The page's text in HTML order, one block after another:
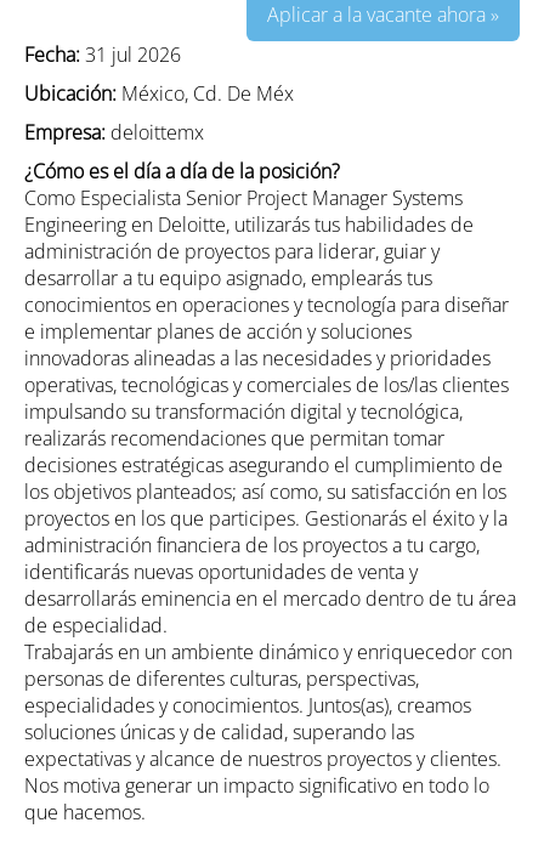
Aplicar a la vacante ahora »
Fecha:31 jul 2026
Ubicación: México, Cd. De Méx
Empresa: deloittemx
¿Cómo es el día a día de la posición?
Como Especialista Senior Project Manager Systems
Engineering en Deloitte, utilizarás tus habilidades de
administración de proyectos para liderar, guiar y
desarrollar a tu equipo asignado, emplearás tus
conocimientos en operaciones y tecnología para diseñar
e implementar planes de acción y soluciones
innovadoras alineadas a las necesidades y prioridades
operativas, tecnológicas y comerciales de los/las clientes
impulsando su transformación digital y tecnológica,
realizarás recomendaciones que permitan tomar
decisiones estratégicas asegurando el cumplimiento de
los objetivos planteados; así como, su satisfacción en los
proyectos en los que participes. Gestionarás el éxito y la
administración financiera de los proyectos a tu cargo,
identificarás nuevas oportunidades de venta y
desarrollarás eminencia en el mercado dentro de tu área
de especialidad.
Trabajarás en un ambiente dinámico y enriquecedor con
personas de diferentes culturas, perspectivas,
especialidades y conocimientos. Juntos(as), creamos
soluciones únicas y de calidad, superando las
expectativas y alcance de nuestros proyectos y clientes.
Nos motiva generar un impacto significativo en todo lo
que hacemos.